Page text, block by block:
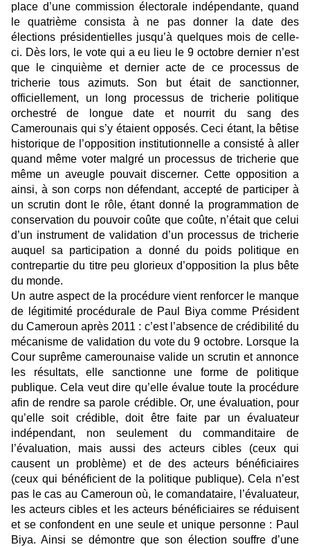
place d’une commission électorale indépendante, quand
le quatrième consista à ne pas donner la date des
élections présidentielles jusqu’à quelques mois de celle-
ci. Dès lors, le vote qui a eu lieu le 9 octobre dernier n’est
que le cinquième et dernier acte de ce processus de
tricherie tous azimuts. Son but était de sanctionner,
officiellement, un long processus de tricherie politique
orchestré de longue date et nourrit du sang des
Camerounais qui s’y étaient opposés. Ceci étant, la bêtise
historique de l’opposition institutionnelle a consisté à aller
quand même voter malgré un processus de tricherie que
même un aveugle pouvait discerner. Cette opposition a
ainsi, à son corps non défendant, accepté de participer à
un scrutin dont le rôle, étant donné la programmation de
conservation du pouvoir coûte que coûte, n’était que celui
d’un instrument de validation d’un processus de tricherie
auquel sa participation a donné du poids politique en
contrepartie du titre peu glorieux d’opposition la plus bête
du monde.
Un autre aspect de la procédure vient renforcer le manque
de légitimité procédurale de Paul Biya comme Président
du Cameroun après 2011 : c’est l’absence de crédibilité du
mécanisme de validation du vote du 9 octobre. Lorsque la
Cour suprême camerounaise valide un scrutin et annonce
les résultats, elle sanctionne une forme de politique
publique. Cela veut dire qu’elle évalue toute la procédure
afin de rendre sa parole crédible. Or, une évaluation, pour
qu’elle soit crédible, doit être faite par un évaluateur
indépendant, non seulement du commanditaire de
l’évaluation, mais aussi des acteurs cibles (ceux qui
causent un problème) et de des acteurs bénéficiaires
(ceux qui bénéficient de la politique publique). Cela n’est
pas le cas au Cameroun où, le comandataire, l’évaluateur,
les acteurs cibles et les acteurs bénéficiaires se réduisent
et se confondent en une seule et unique personne : Paul
Biya. Ainsi se démontre que son élection souffre d’une